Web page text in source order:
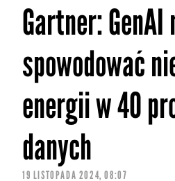
Gartner: GenAI
spowodować
energii w 40
danych
19 LISTOPADA 2024, 08:07